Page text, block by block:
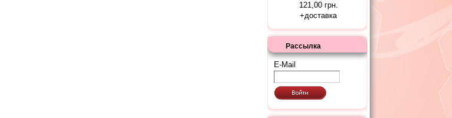
121,00 грн.
+доставка
Рассылка
E-Mail